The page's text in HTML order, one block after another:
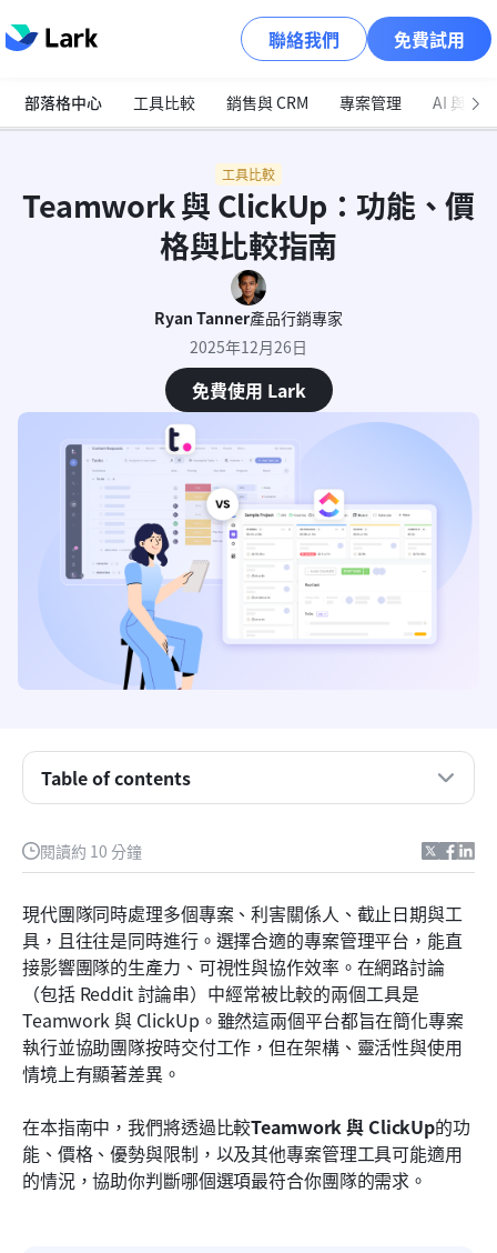
聯絡我們 免費試用
部落格中心 工具比較 銷售與 CRM 專案管理 AI 與自
工具比較
Teamwork 與 ClickUp：功能、價
格與比較指南
Ryan Tanner產品行銷專家
2025年12月26日
免費使用 Lark
閱讀約 10 分鐘
現代團隊同時處理多個專案、利害關係人、截止日期與工
具，且往往是同時進行。選擇合適的專案管理平台，能直
接影響團隊的生產力、可視性與協作效率。在網路討論
（包括 Reddit 討論串）中經常被比較的兩個工具是
Teamwork 與 ClickUp。雖然這兩個平台都旨在簡化專案
執行並協助團隊按時交付工作，但在架構、靈活性與使用
情境上有顯著差異。
在本指南中，我們將透過比較Teamwork 與 ClickUp的功
能、價格、優勢與限制，以及其他專案管理工具可能適用
的情況，協助你判斷哪個選項最符合你團隊的需求。
Table of contents
什麼是團隊合作？
什麼是ClickUp？
Teamwork 與 ClickUp：核心專案功能有何不同
優缺點：ClickUp 與 Teamwork 在實際應用中的比
較
認識 Lark：統一工作空間，讓工作流程更順暢
哪個工具最適合你的團隊：Lark 對比 Teamwork 對
比 ClickUp
結論
常見問題
相關閱讀